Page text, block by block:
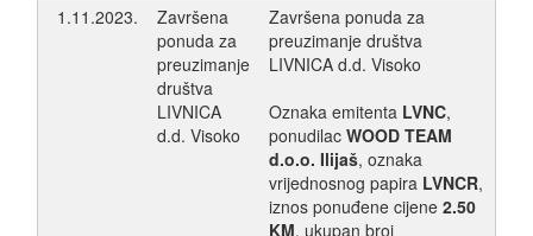
1.11.2023.
Završena
ponuda za
preuzimanje
društva
LIVNICA
d.d. Visoko
Završena ponuda za
preuzimanje društva
LIVNICA d.d. Visoko
Oznaka emitenta LVNC,
ponudilac WOOD TEAM
d.o.o. Ilijaš, oznaka
vrijednosnog papira LVNCR,
iznos ponuđene cijene 2.50
KM, ukupan broj